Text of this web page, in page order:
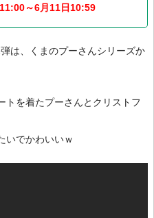
～6月11日10:59
は、くまのプーさんシリーズか
トを着たプーさんとクリストフ
いでかわいいｗ